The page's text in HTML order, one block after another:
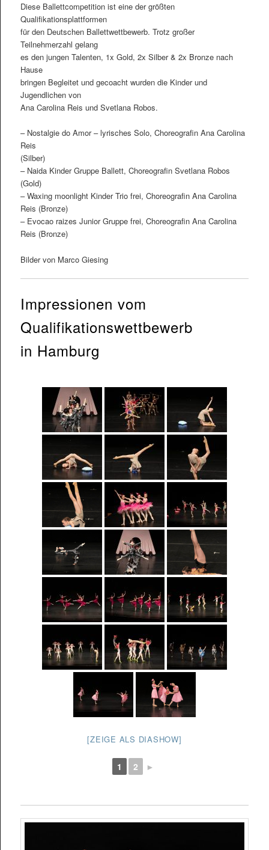
Diese Ballettcompetition ist eine der größten
Qualifikationsplattformen
für den Deutschen Ballettwettbewerb. Trotz großer
Teilnehmerzahl gelang
es den jungen Talenten, 1x Gold, 2x Silber & 2x Bronze nach
Hause
bringen Begleitet und gecoacht wurden die Kinder und
Jugendlichen von
Ana Carolina Reis und Svetlana Robos.
– Nostalgie do Amor – lyrisches Solo, Choreografin Ana Carolina
Reis
(Silber)
– Naida Kinder Gruppe Ballett, Choreografin Svetlana Robos
(Gold)
– Waxing moonlight Kinder Trio frei, Choreografin Ana Carolina
Reis (Bronze)
– Evocao raizes Junior Gruppe frei, Choreografin Ana Carolina
Reis (Bronze)
Bilder von Marco Giesing
Impressionen vom
Qualifikationswettbewerb
in Hamburg
[ZEIGE ALS DIASHOW]
1 2 ►